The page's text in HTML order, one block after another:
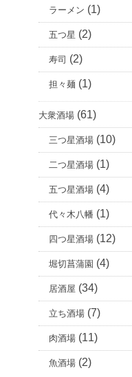
ラーメン (1)
五つ星 (2)
寿司 (2)
担々麺 (1)
大衆酒場 (61)
三つ星酒場 (10)
二つ星酒場 (1)
五つ星酒場 (4)
代々木八幡 (1)
四つ星酒場 (12)
堀切菖蒲園 (4)
居酒屋 (34)
立ち酒場 (7)
肉酒場 (11)
魚酒場 (2)